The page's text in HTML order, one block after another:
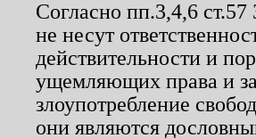
Согласно пп.3,4,6
не несут
действительности и
ущемляющих права и
злоупотребление
они являются